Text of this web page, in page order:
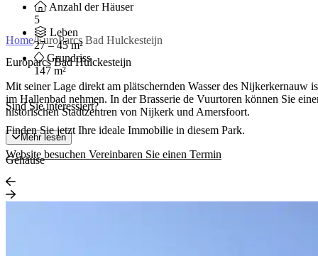
Anzahl der Häuser
5
Leben
27 – 45 m²
Grundriss
147 m²
Sind Sie interessiert?
Finden Sie jetzt Ihre ideale Immobilie in diesem Park.
Website besuchen Vereinbaren Sie einen Termin
Home/EuroParcs Bad Hulckesteijn
Europarcs Bad Hulckesteijn
Mit seiner Lage direkt am plätschernden Wasser des Nijkerkernauw
im Hallenbad nehmen. In der Brasserie de Vuurtoren können Sie
historischen Stadtzentren von Nijkerk und Amersfoort.
Mehr lesen
Gehäuse